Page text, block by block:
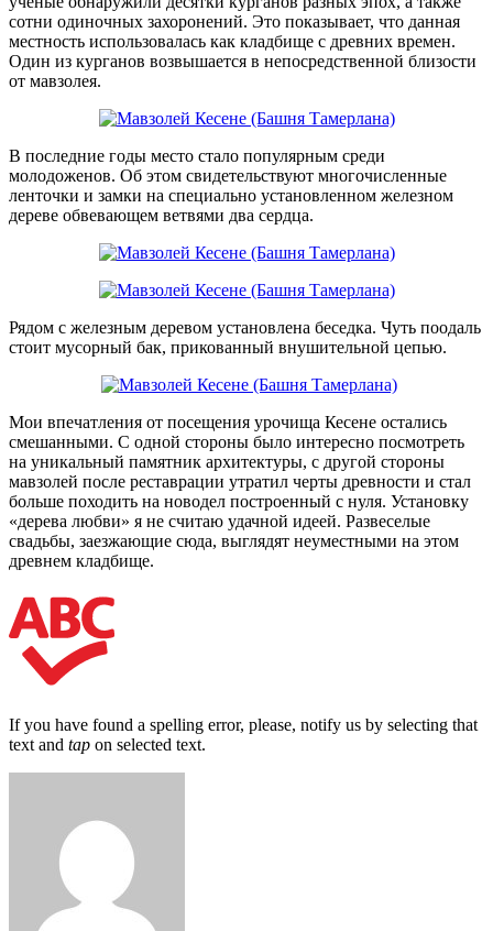
сотни одиночных захоронений. Это показывает, что данная
местность использовалась как кладбище с древних времен.
Один из курганов возвышается в непосредственной близости
от мавзолея.
В последние годы место стало популярным среди
молодоженов. Об этом свидетельствуют многочисленные
ленточки и замки на специально установленном железном
дереве обвевающем ветвями два сердца.
Рядом с железным деревом установлена беседка. Чуть поодаль
стоит мусорный бак, прикованный внушительной цепью.
Мои впечатления от посещения урочища Кесене остались
смешанными. С одной стороны было интересно посмотреть
на уникальный памятник архитектуры, с другой стороны
мавзолей после реставрации утратил черты древности и стал
больше походить на новодел построенный с нуля. Установку
«дерева любви» я не считаю удачной идеей. Развеселые
свадьбы, заезжающие сюда, выглядят неуместными на этом
древнем кладбище.
If you have found a spelling error, please, notify us by selecting that
text and tap on selected text.